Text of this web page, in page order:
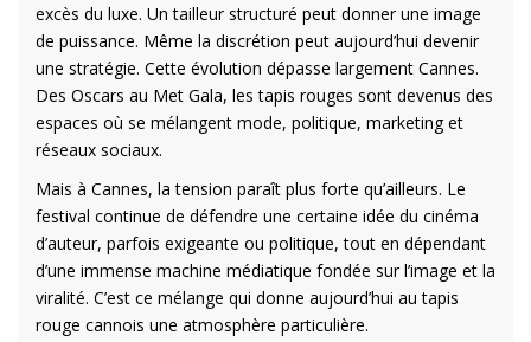
excès du luxe. Un tailleur structuré peut donner une image
de puissance. Même la discrétion peut aujourd’hui devenir
une stratégie. Cette évolution dépasse largement Cannes.
Des Oscars au Met Gala, les tapis rouges sont devenus des
espaces où se mélangent mode, politique, marketing et
réseaux sociaux.
Mais à Cannes, la tension paraît plus forte qu’ailleurs. Le
festival continue de défendre une certaine idée du cinéma
d’auteur, parfois exigeante ou politique, tout en dépendant
d’une immense machine médiatique fondée sur l’image et la
viralité. C’est ce mélange qui donne aujourd’hui au tapis
rouge cannois une atmosphère particulière.